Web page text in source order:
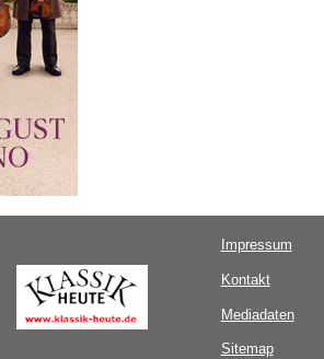
Impressum
Kontakt
Mediadaten
Sitemap